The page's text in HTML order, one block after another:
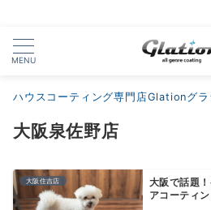
MENU
ハウスコーティング専門店Glationグラ
大阪泉佐野店
大阪住吉店
大阪で話題
アコーティ